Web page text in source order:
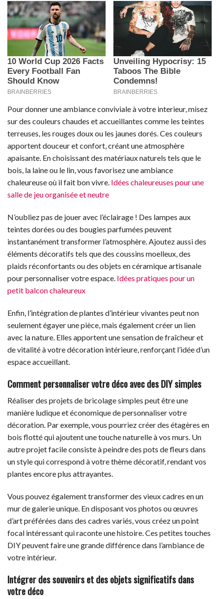
Pour donner une ambiance conviviale à votre interieur, misez
sur des couleurs chaudes et accueillantes comme les teintes
terreuses, les rouges doux ou les jaunes dorés. Ces couleurs
apportent douceur et confort, créant une atmosphère
apaisante. En choisissant des matériaux naturels tels que le
bois, la laine ou le lin, vous favorisez une ambiance
chaleureuse où il fait bon vivre. Idées chaleureuses pour une
salle de jeu organisée et neutre
N’oubliez pas de jouer avec l’éclairage ! Des lampes aux
teintes dorées ou des bougies parfumées peuvent
instantanément transformer l’atmosphère. Ajoutez aussi des
éléments décoratifs tels que des coussins moelleux, des
plaids réconfortants ou des objets en céramique artisanale
pour personnaliser votre espace. Idées pratiques pour un
petit balcon chaleureux
Enfin, l’intégration de plantes d’intérieur vivantes peut non
seulement égayer une pièce, mais également créer un lien
avec la nature. Elles apportent une sensation de fraîcheur et
de vitalité à votre décoration intérieure, renforçant l’idée d’un
espace accueillant.
Comment personnaliser votre déco avec des DIY simples
Réaliser des projets de bricolage simples peut être une
manière ludique et économique de personnaliser votre
décoration. Par exemple, vous pourriez créer des étagères en
bois flotté qui ajoutent une touche naturelle à vos murs. Un
autre projet facile consiste à peindre des pots de fleurs dans
un style qui correspond à votre thème décoratif, rendant vos
plantes encore plus attrayantes.
Vous pouvez également transformer des vieux cadres en un
mur de galerie unique. En disposant vos photos ou œuvres
d’art préférées dans des cadres variés, vous créez un point
focal intéressant qui raconte une histoire. Ces petites touches
DIY peuvent faire une grande différence dans l’ambiance de
votre intérieur.
Intégrer des souvenirs et des objets significatifs dans
votre déco